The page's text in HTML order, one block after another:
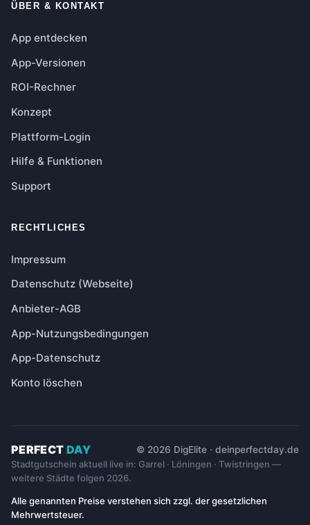
ÜBER & KONTAKT
App entdecken
App-Versionen
ROI-Rechner
Konzept
Plattform-Login
Hilfe & Funktionen
Support
RECHTLICHES
Impressum
Datenschutz (Webseite)
Anbieter-AGB
App-Nutzungsbedingungen
App-Datenschutz
Konto löschen
PERFECT DAY
© 2026 DigElite · deinperfectday.de
Stadtgutschein aktuell live in: Garrel · Löningen · Twistringen —
weitere Städte folgen 2026.
Alle genannten Preise verstehen sich zzgl. der gesetzlichen
Mehrwertsteuer.